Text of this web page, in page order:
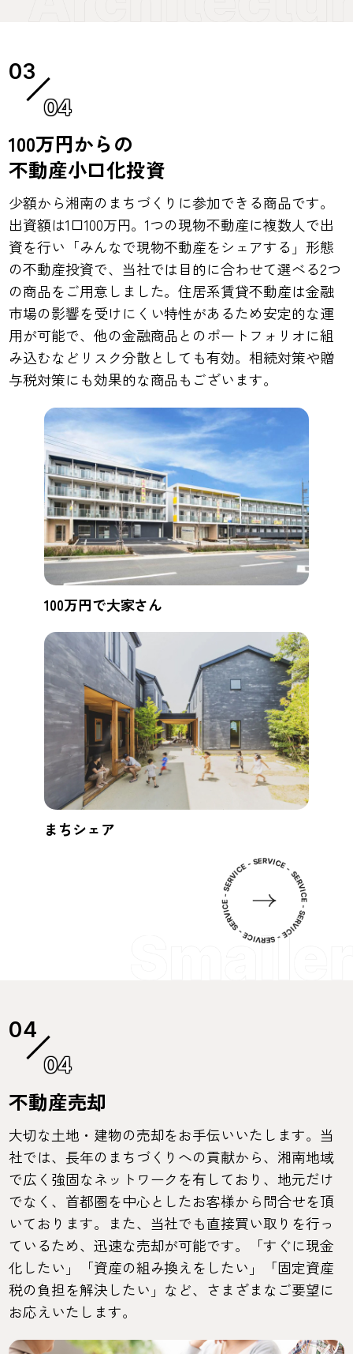
04
100万円からの
不動産小口化投資
少額から湘南のまちづくりに参加できる商品です。
出資額は1口100万円。1つの現物不動産に複数人で出
資を行い「みんなで現物不動産をシェアする」形態
の不動産投資で、当社では目的に合わせて選べる2つ
の商品をご用意しました。住居系賃貸不動産は金融
市場の影響を受けにくい特性があるため安定的な運
用が可能で、他の金融商品とのポートフォリオに組
み込むなどリスク分散としても有効。相続対策や贈
与税対策にも効果的な商品もございます。
100万円で大家さん
まちシェア
04
不動産売却
大切な土地・建物の売却をお手伝いいたします。当
社では、長年のまちづくりへの貢献から、湘南地域
で広く強固なネットワークを有しており、地元だけ
でなく、首都圏を中心としたお客様から問合せを頂
いております。また、当社でも直接買い取りを行っ
ているため、迅速な売却が可能です。「すぐに現金
化したい」「資産の組み換えをしたい」「固定資産
税の負担を解決したい」など、さまざまなご要望に
お応えいたします。